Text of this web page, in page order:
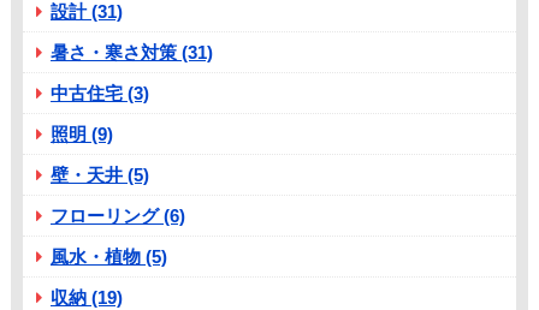
設計 (31)
暑さ・寒さ対策 (31)
中古住宅 (3)
照明 (9)
壁・天井 (5)
フローリング (6)
風水・植物 (5)
収納 (19)